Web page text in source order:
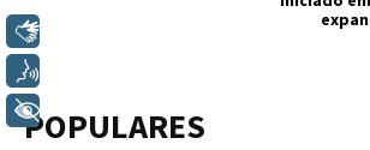
POPULARES